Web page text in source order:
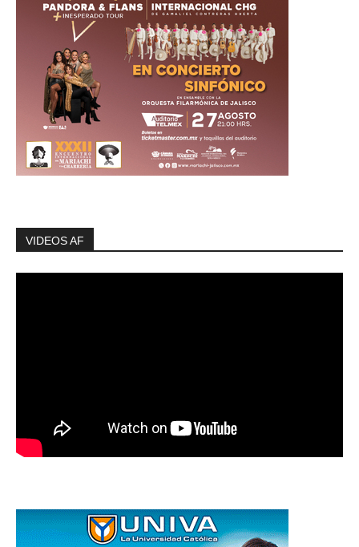
VIDEOS AF